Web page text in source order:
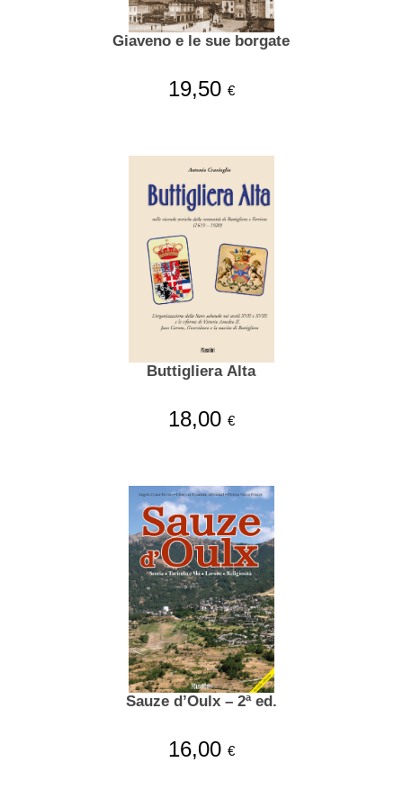
Giaveno e le sue borgate
19,50 €
Buttigliera Alta
18,00 €
Sauze d’Oulx – 2ª ed.
16,00 €